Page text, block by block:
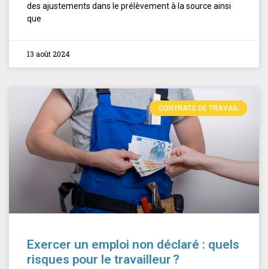
des ajustements dans le prélèvement à la source ainsi
que
13 août 2024
CONTRATS DE TRAVAIL
Exercer un emploi non déclaré : quels
risques pour le travailleur ?